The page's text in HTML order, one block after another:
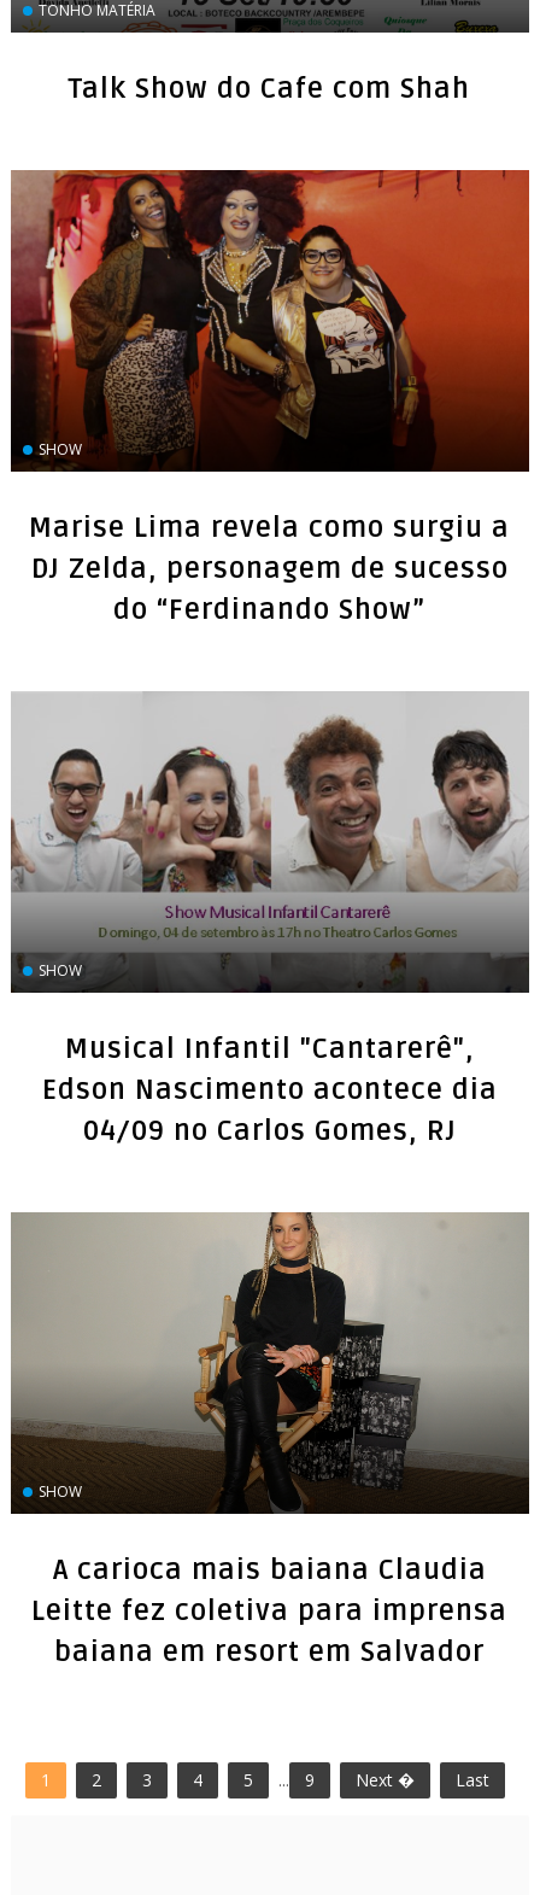
TONHO MATÉRIA
Talk Show do Cafe com Shah
SHOW
Marise Lima revela como surgiu a
DJ Zelda, personagem de sucesso
do “Ferdinando Show”
SHOW
Musical Infantil "Cantarerê",
Edson Nascimento acontece dia
04/09 no Carlos Gomes, RJ
SHOW
A carioca mais baiana Claudia
Leitte fez coletiva para imprensa
baiana em resort em Salvador
1 2 3 4 5 ... 9 Next � Last